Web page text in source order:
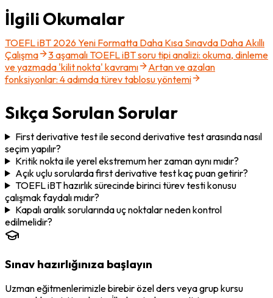
İlgili Okumalar
TOEFL iBT 2026 Yeni Formatta Daha Kısa Sınavda Daha Akıllı
Çalışma
3 aşamalı TOEFL iBT soru tipi analizi: okuma, dinleme
ve yazmada 'kilit nokta' kavramı
Artan ve azalan
fonksiyonlar: 4 adımda türev tablosu yöntemi
Sıkça Sorulan Sorular
First derivative test ile second derivative test arasında nasıl
seçim yapılır?
Kritik nokta ile yerel ekstremum her zaman aynı mıdır?
Açık uçlu sorularda first derivative test kaç puan getirir?
TOEFL iBT hazırlık sürecinde birinci türev testi konusu
çalışmak faydalı mıdır?
Kapalı aralık sorularında uç noktalar neden kontrol
edilmelidir?
Sınav hazırlığınıza başlayın
Uzman eğitmenlerimizle birebir özel ders veya grup kursu